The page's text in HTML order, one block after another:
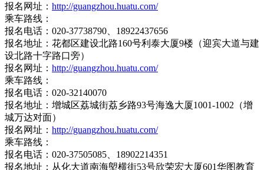
报名网址： http://guangzhou.huatu.com/
乘车路线：
报名电话：020-37738790、18922437656
报名地址：花都区建设北路160号利泰大厦9楼（迎宾大道与建
设北路十字路口旁）
报名网址： http://guangzhou.huatu.com/
乘车路线：
报名电话：020-32140070
报名地址：增城区荔城街荔乡路93号海逸大厦1001-1002（增
城万达对面）
报名网址： http://guangzhou.huatu.com/
乘车路线：
报名电话：020-37505085、18902214351
报名地址：从化大道南海塱横街53号欣荣宏大厦601华图教育